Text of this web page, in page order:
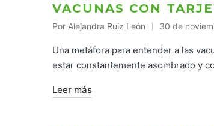
VACUNAS CON
Publicado
por
Por Alejandra Ruiz León 30 de
Una metáfora para entender a las
estar constantemente asombrado y
Leer más